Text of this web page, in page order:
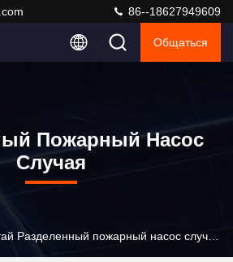
86--18627949609
Общаться
Пожарный Насос
Случая